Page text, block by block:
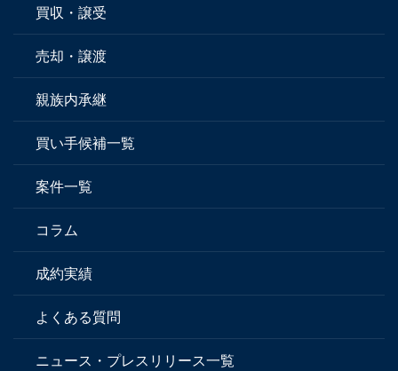
買収・譲受
売却・譲渡
親族内承継
買い手候補一覧
案件一覧
コラム
成約実績
よくある質問
ニュース・プレスリリース一覧